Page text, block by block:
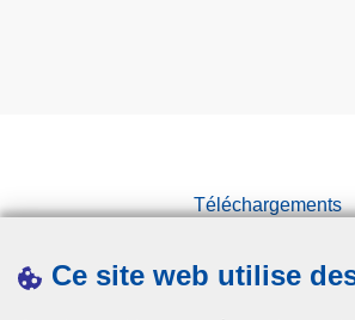
Ce site web utilise
Téléchargements
Statistiques